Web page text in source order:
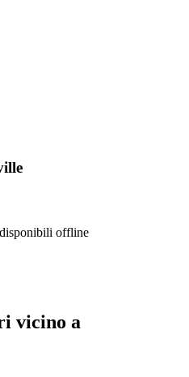
offline
vicino a